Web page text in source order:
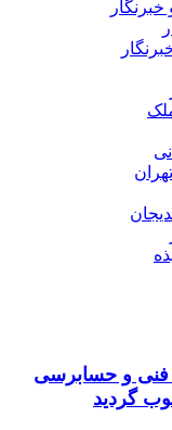
و حسابرسی
گردید